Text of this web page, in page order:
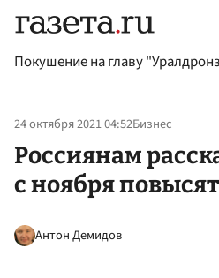
Покушение на главу
24 октября 2021 04:52Бизнес
Россиянам
с ноября
Антон Демидов